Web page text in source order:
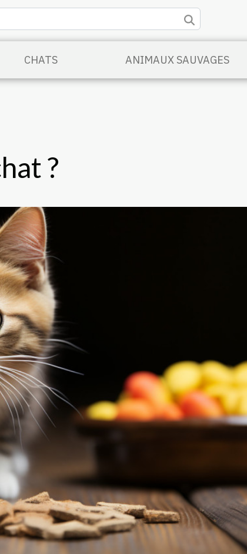
CHATS ANIMAUX SAUVAGES
?